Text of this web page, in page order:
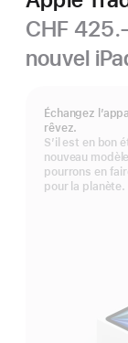
CHF
nouvel
page
Échangez
rêvez.
S’il est en bon
nouveau
pourrons en
pour la planète.